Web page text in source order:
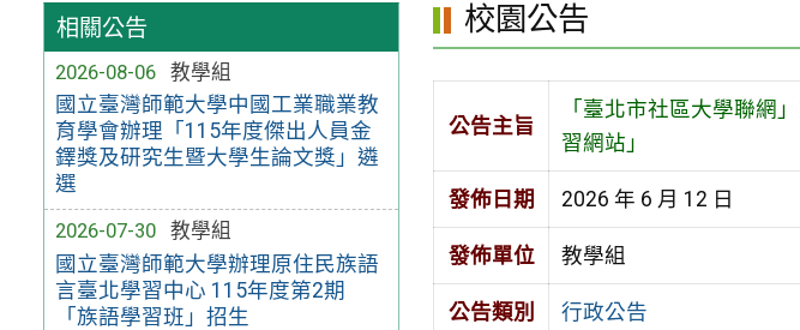
相關公告
2026-08-06
教學組
國立臺灣師範大學中國工業職業教
育學會辦理「115年度傑出人員金
鐸獎及研究生暨大學生論文獎」遴
選
2026-07-30
教學組
國立臺灣師範大學辦理原住民族語
言臺北學習中心 115年度第2期
「族語學習班」招生
校園公告
公告主旨
「臺北市社區大學聯網
習網站」
發佈日期 2026 年 6 月 12 日
發佈單位 教學組
公告類別 行政公告